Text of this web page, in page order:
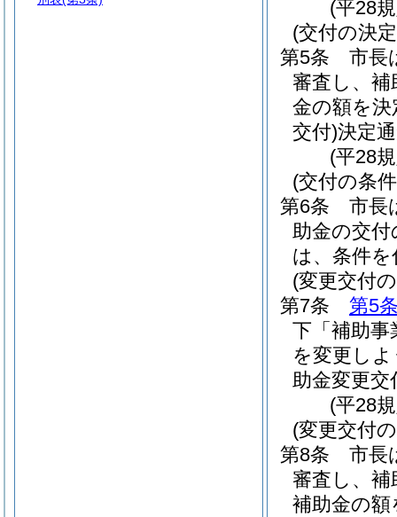
(平28
(交付の決
第5条
市長
審査し、
金の額を決
交付)決定
(平28
(交付の条
第6条
市長
助金の交
は、条件
(変更交付
第7条
第5
下「補助事
を変更し
助金変更
(平28
(変更交付
第8条
市長
審査し、
補助金の額